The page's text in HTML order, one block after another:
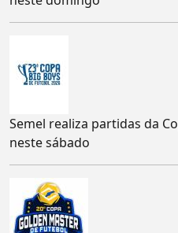
Semel realiza partidas da
neste sábado